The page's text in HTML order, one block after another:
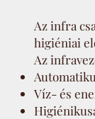
Az infra
higiéniai
Az
Víz- és